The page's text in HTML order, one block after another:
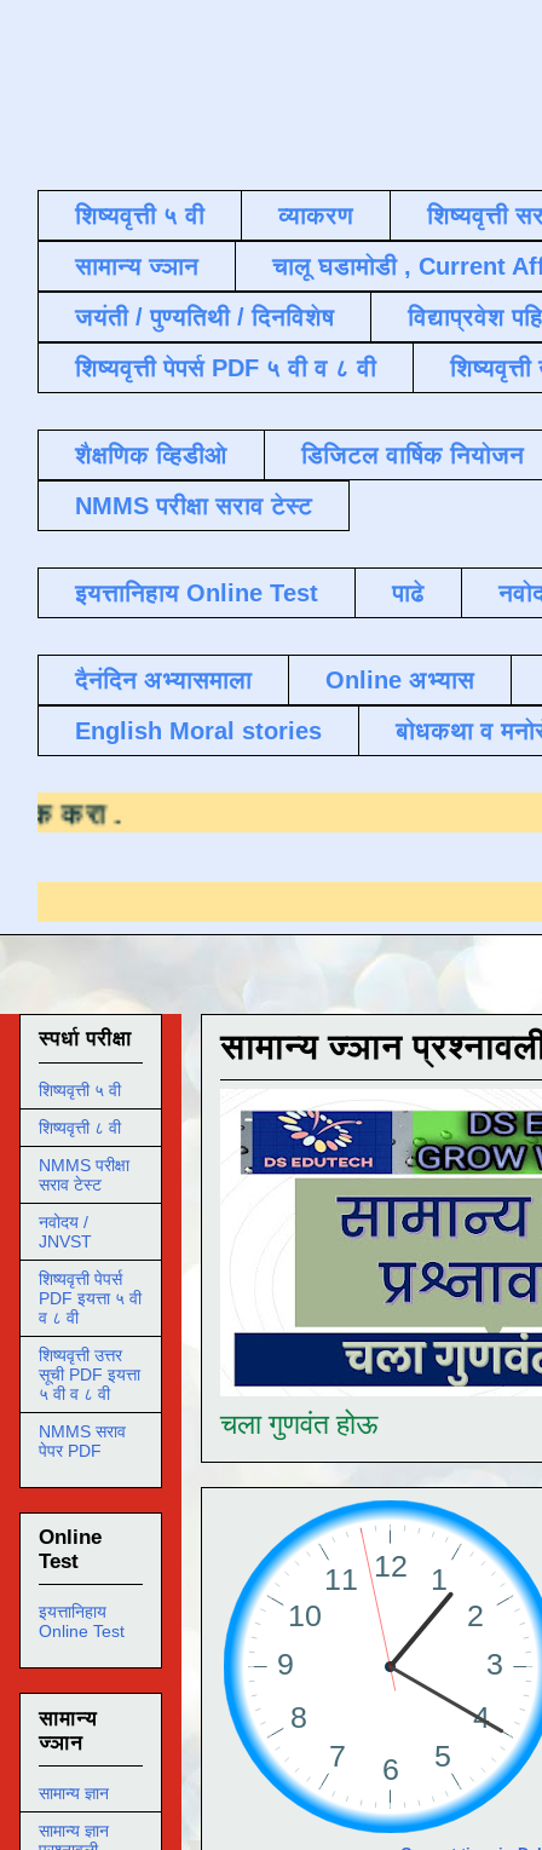
शिष्यवृत्ती ५ वी व्याकरण
शिष्यवृत्ती
सामान्य ज्ञान
चालू घडामोडी , Current
जयंती / पुण्यतिथी / दिनविशेष
विद्याप्रवेश
शिष्यवृत्ती पेपर्स PDF ५ वी व ८ वी
शैक्षणिक व्हिडीओ
डिजिटल वार्षिक नियोजन
NMMS परीक्षा सराव टेस्ट
इयत्तानिहाय Online Test पाढे
दैनंदिन अभ्यासमाला
Online अभ्यास
English Moral stories
बोधकथा व
येथे क्लिक करा
सामान्य ज्ञान
चला गुणवंत होऊ
स्पर्धा परीक्षा
शिष्यवृत्ती ५ वी
शिष्यवृत्ती ८ वी
NMMS परीक्षा
सराव टेस्ट
नवोदय /
JNVST
शिष्यवृत्ती पेपर्स
PDF इयत्ता ५ वी
व ८ वी
शिष्यवृत्ती उत्तर
सूची PDF इयत्ता
५ वी व ८ वी
NMMS सराव
पेपर PDF
Online
Test
इयत्तानिहाय
Online Test
सामान्य
ज्ञान
सामान्य ज्ञान
सामान्य ज्ञान